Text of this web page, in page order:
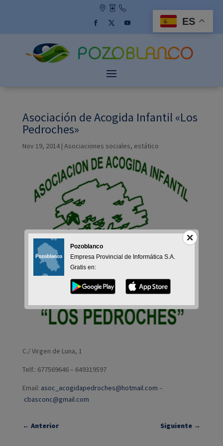
Asociación de Acogida Infantil «Los
Pedroches»
Nov 19, 2014| Asociaciones sociales, estático
C./ Virgen de Luna, 1
Telf.: 677569646 – 649319597
Email: asoc_acogidapedroches@hotmail.com –
cbasconc@gmail.com
← Anterior Siguiente →
ES
Pozoblanco
Empresa Provincial de Informática S.A.
Gratis en: